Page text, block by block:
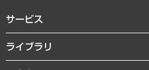
サービス
経営戦略
組織・人事戦略
ライブラリ